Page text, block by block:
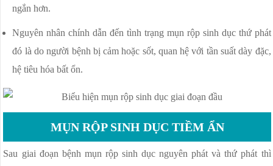
ngắn hơn.
Nguyên nhân chính dẫn đến tình trạng mụn rộp sinh dục thứ phát
đó là do người bệnh bị cảm hoặc sốt, quan hệ với tần suất dày đặc,
hệ tiêu hóa bất ổn.
MỤN RỘP SINH DỤC TIỀM ẨN
Sau giai đoạn bệnh mụn rộp sinh dục nguyên phát và thứ phát thì